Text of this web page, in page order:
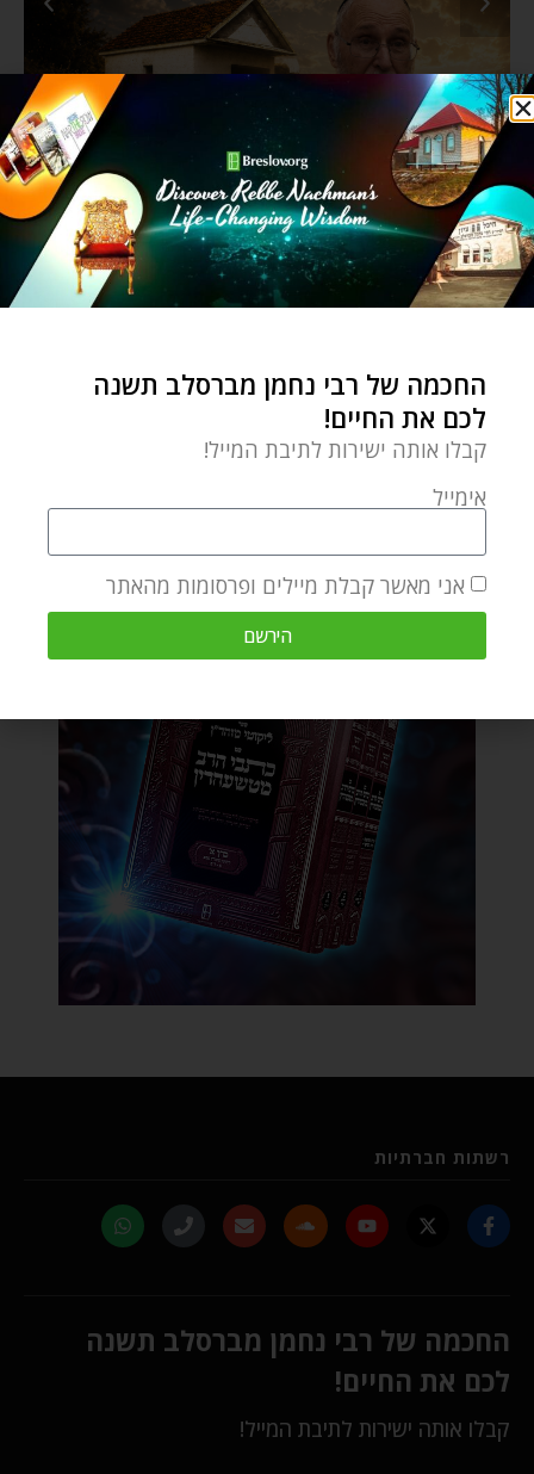
רשתות חברתיות
החכמה של רבי נחמן מברסלב תשנה
לכם את החיים!
קבלו אותה ישירות לתיבת המייל!
החכמה של רבי נחמן מברסלב תשנה
לכם את החיים!
קבלו אותה ישירות לתיבת המייל!
אימייל
אני מאשר קבלת מיילים ופרסומות מהאתר
הירשם